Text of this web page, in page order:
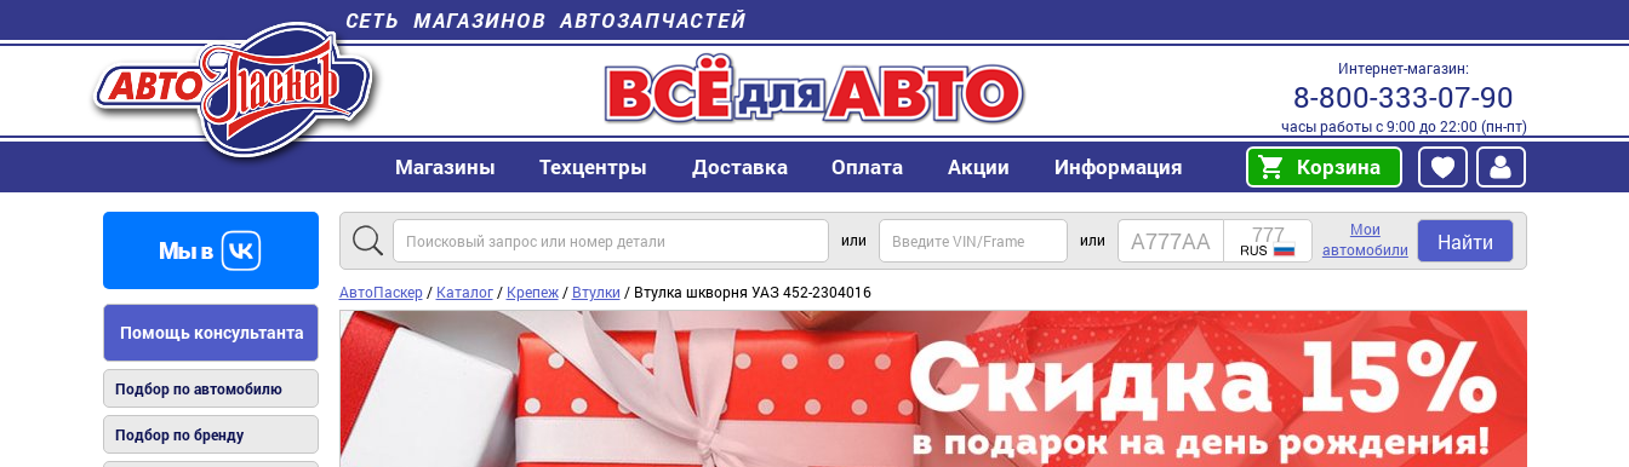
СЕТЬ МАГАЗИНОВ АВТОЗАПЧАСТЕЙ
Интернет-магазин:
8-800-333-07-90
часы работы с 9:00 до 22:00 (пн-пт)
Магазины Техцентры Доставка Оплата Акции Информация Корзина
Помощь консультанта
Подбор по автомобилю
Подбор по бренду
или или
Мои
автомобили
Найти
АвтоПаскер/ Каталог/ Крепеж/ Втулки / Втулка шкворня УАЗ 452-2304016